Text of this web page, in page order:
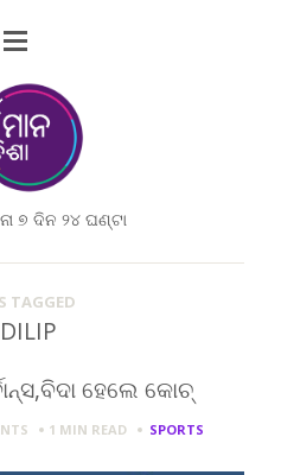
୭ ଦିନ ୨୪ ଘଣ୍ଟା
TAGGED
ହେଲେ କୋଚ୍
1 MIN READ SPORTS